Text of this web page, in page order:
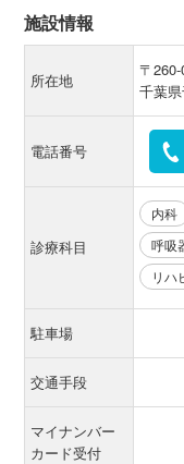
施設情報
所在地
〒
千葉
電話番号
診療科目
内科
呼吸
リハ
駐車場
交通手段
マイナンバー
カード受付